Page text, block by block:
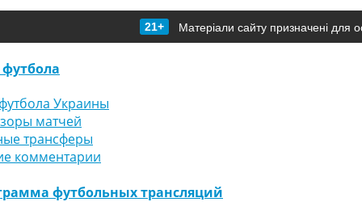
21+ Матеріали сайту призначені для
Украины
матчей
трансферы
комментарии
футбольных трансляций